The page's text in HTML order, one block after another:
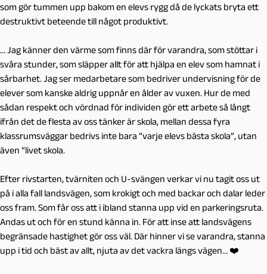
som gör tummen upp bakom en elevs rygg då de lyckats bryta ett
destruktivt beteende till något produktivt.
… Jag känner den värme som finns där för varandra, som stöttar i
svåra stunder, som släpper allt för att hjälpa en elev som hamnat i
sårbarhet. Jag ser medarbetare som bedriver undervisning för de
elever som kanske aldrig uppnår en ålder av vuxen. Hur de med
sådan respekt och vördnad för individen gör ett arbete så långt
ifrån det de flesta av oss tänker är skola, mellan dessa fyra
klassrumsväggar bedrivs inte bara ”varje elevs bästa skola”, utan
även ”livet skola.
Efter rivstarten, tvärniten och U-svängen verkar vi nu tagit oss ut
på i alla fall landsvägen, som krokigt och med backar och dalar leder
oss fram. Som får oss att i ibland stanna upp vid en parkeringsruta.
Andas ut och för en stund känna in. För att inse att landsvägens
begränsade hastighet gör oss väl. Där hinner vi se varandra, stanna
upp i tid och bäst av allt, njuta av det vackra längs vägen… ❤️